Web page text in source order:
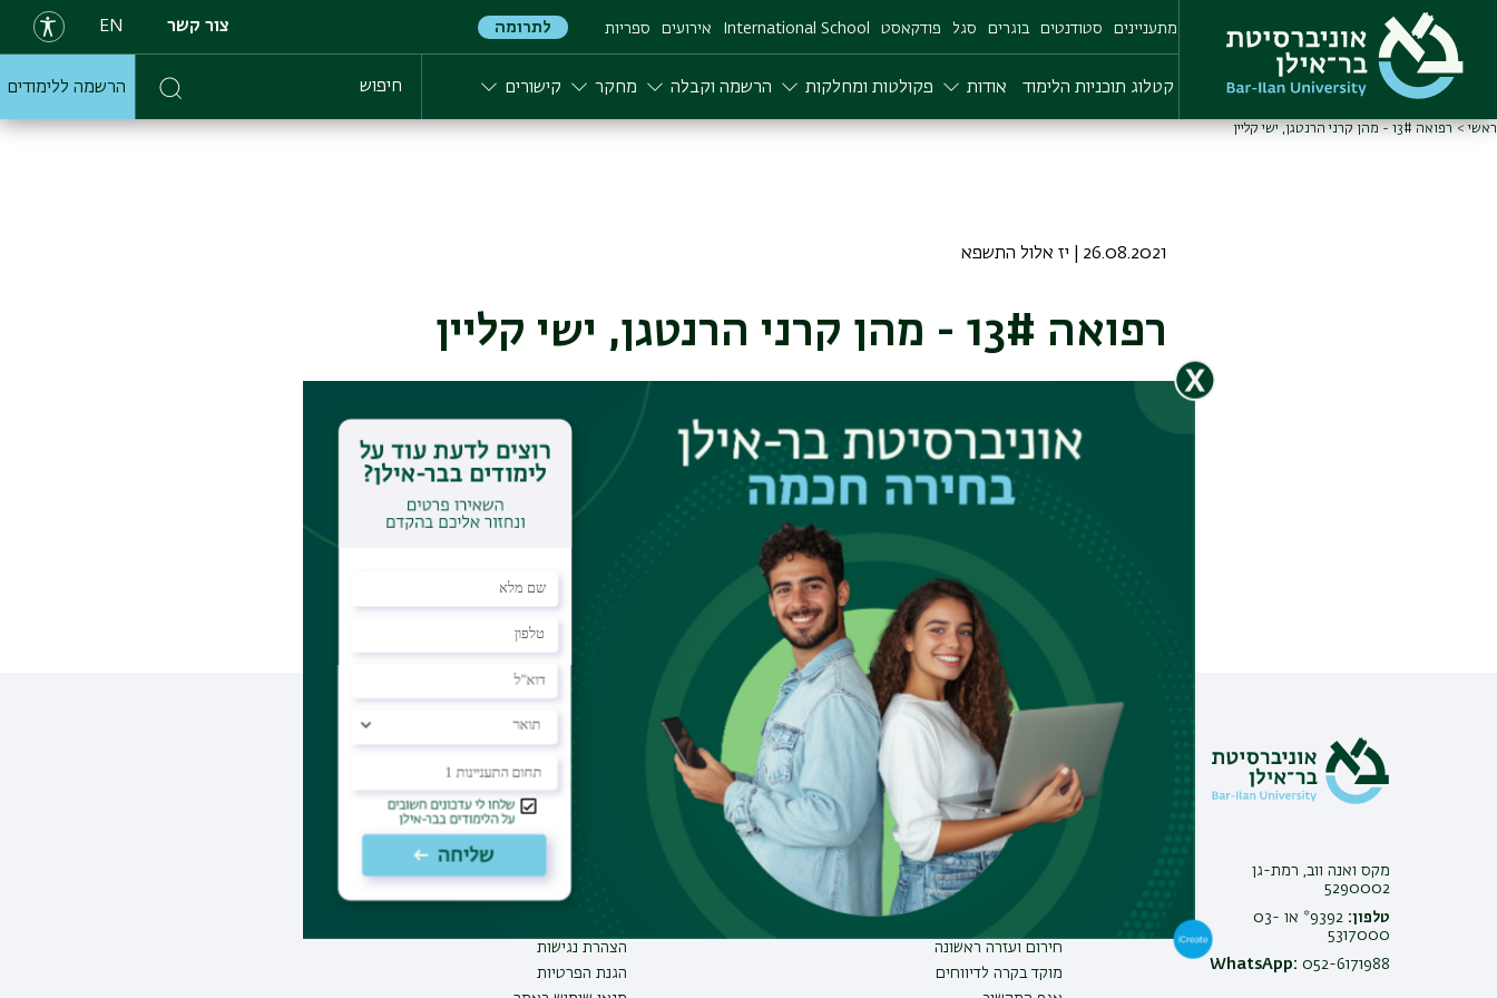
main
content
מתעניינים סטודנטים בוגרים סגל פודקאסט International School אירועים ספריות לתרומה צור קשר EN
קטלוג תוכניות הלימוד אודות פקולטות ומחלקות הרשמה וקבלה מחקר קישורים חיפוש הרשמה ללימודים
ראשי רפואה 13# - מהן קרני הרנטגן, ישי קליין
26.08.2021 | יז אלול התשפא
רפואה 13# - מהן קרני הרנטגן, ישי קליין
מתאר כיצד גילו אותן, מה השימושים שעושים בהן, ומהם הפיתוחים העתידיים בתחום.
מקס ואנה ווב, רמת-גן
5290002
טלפון:
9392* או 03-
5317000
WhatsApp: 052-6171988
מידע וסיוע
צור קשר
אינ-בר מידע אישי לסטודנט
פנייה למנהל האתר
משרות בבר-אילן
חירום ועזרה ראשונה
מוקד בקרה לדיווחים
תחומי לימוד
תואר ראשון
תואר שני
תואר שלישי
מכינות
תוכניות העשרה
תקנות וביקורת
מבקר האוניברסיטה
החוק למניעת הטרדה מינית
תקנון האוניברסיטה
תקנונים ונהלים
הצהרת נגישות
הגנת הפרטיות